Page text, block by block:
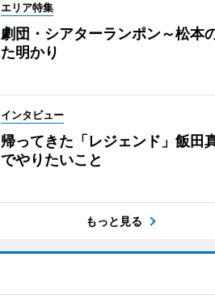
エリア特集
劇団・シアターランポン～松本
た明かり
インタビュー
帰ってきた「レジェンド」飯田
でやりたいこと
もっと見る